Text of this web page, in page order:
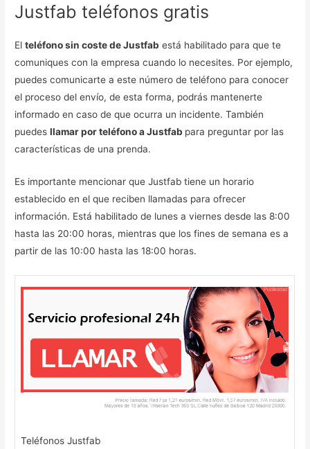
Justfab teléfonos gratis
Elteléfono sin coste de Justfab está habilitado para que te
comuniques con la empresa cuando lo necesites. Por ejemplo,
puedes comunicarte a este número de teléfono para conocer
el proceso del envío, de esta forma, podrás mantenerte
informado en caso de que ocurra un incidente. También
puedesllamar por teléfono a Justfab para preguntar por las
características de una prenda.
Es importante mencionar que Justfab tiene un horario
establecido en el que reciben llamadas para ofrecer
información. Está habilitado de lunes a viernes desde las 8:00
hasta las 20:00 horas, mientras que los fines de semana es a
partir de las 10:00 hasta las 18:00 horas.
Teléfonos Justfab